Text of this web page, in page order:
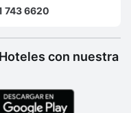
743 6620
con nuestra